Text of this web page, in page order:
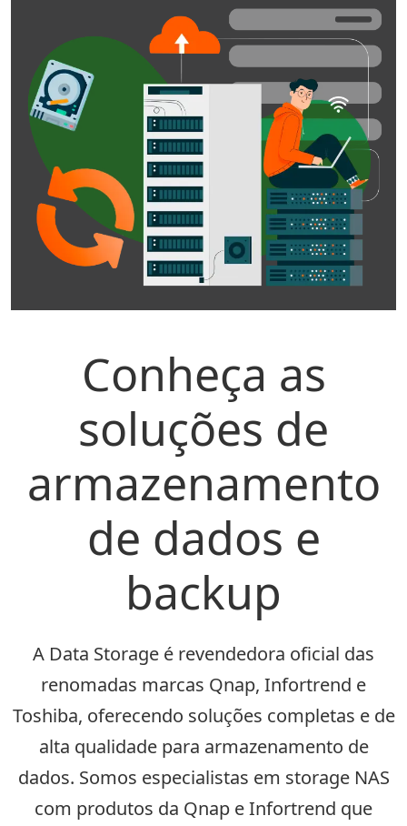
Conheça as
soluções de
armazenamento
de dados e
backup
A Data Storage é revendedora oficial das
renomadas marcas Qnap, Infortrend e
Toshiba, oferecendo soluções completas e de
alta qualidade para armazenamento de
dados. Somos especialistas em storage NAS
com produtos da Qnap e Infortrend que